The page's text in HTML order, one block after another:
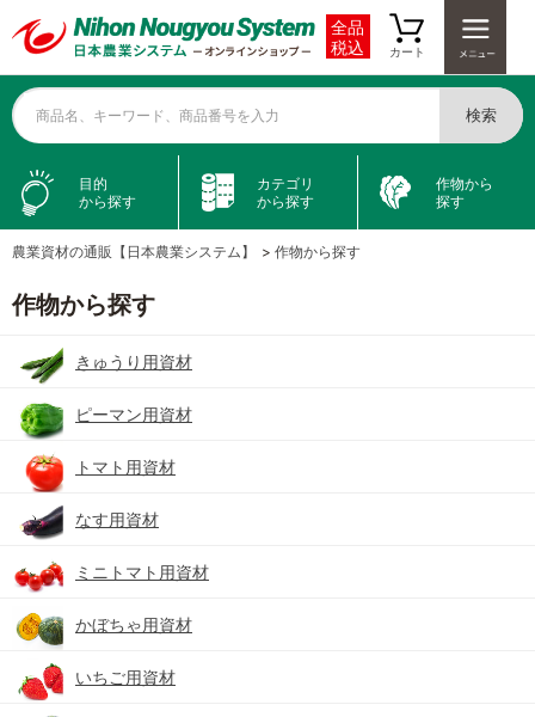
全品
税込
カート
商品名、キーワード、商品番号を入力 検索
目的
から探す
カテゴリ
から探す
作物から
探す
農業資材の通販【日本農業システム】 > 作物から探す
作物から探す
きゅうり用資材
ピーマン用資材
トマト用資材
なす用資材
ミニトマト用資材
かぼちゃ用資材
いちご用資材